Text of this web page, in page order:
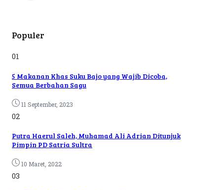
Populer
01
5 Makanan Khas Suku Bajo yang Wajib Dicoba,
Semua Berbahan Sagu
11 September, 2023
02
Putra Haerul Saleh, Muhamad Ali Adrian Ditunjuk
Pimpin PD Satria Sultra
10 Maret, 2022
03